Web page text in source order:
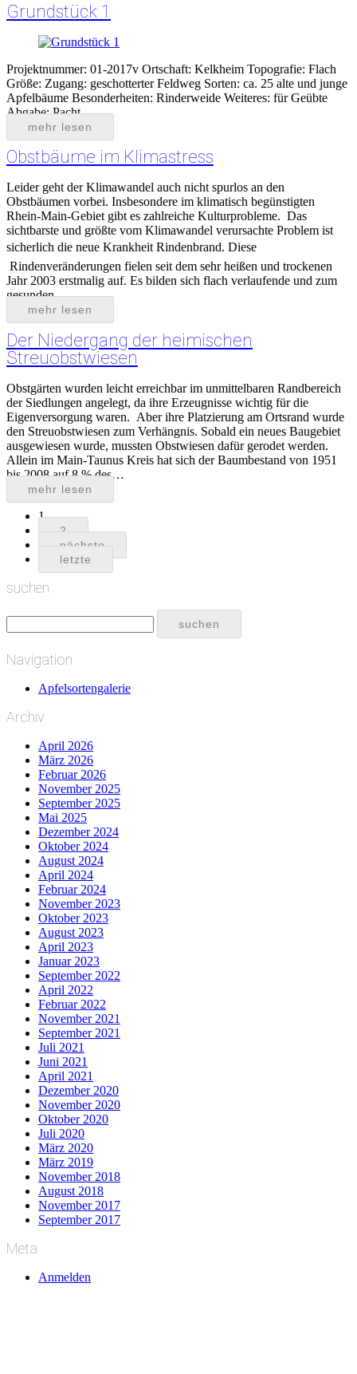
Grundstück 1
Projektnummer: 01-2017v Ortschaft: Kelkheim Topografie: Flach
Größe: Zugang: geschotterter Feldweg Sorten: ca. 25 alte und junge
Apfelbäume Besonderheiten: Rinderweide Weiteres: für Geübte
Abgabe: Pacht
mehr lesen
Obstbäume im Klimastress
Leider geht der Klimawandel auch nicht spurlos an den
Obstbäumen vorbei. Insbesondere im klimatisch begünstigten
Rhein-Main-Gebiet gibt es zahlreiche Kulturprobleme. Das
sichtbarste und größte vom Klimawandel verursachte Problem ist
sicherlich die neue Krankheit Rindenbrand. Diese
Rindenveränderungen fielen seit dem sehr heißen und trockenen
Jahr 2003 erstmalig auf. Es bilden sich flach verlaufende und zum
gesunden…
mehr lesen
Der Niedergang der heimischen
Streuobstwiesen
Obstgärten wurden leicht erreichbar im unmittelbaren Randbereich
der Siedlungen angelegt, da ihre Erzeugnisse wichtig für die
Eigenversorgung waren. Aber ihre Platzierung am Ortsrand wurde
den Streuobstwiesen zum Verhängnis. Sobald ein neues Baugebiet
ausgewiesen wurde, mussten Obstwiesen dafür gerodet werden.
Allein im Main-Taunus Kreis hat sich der Baumbestand von 1951
bis 2008 auf 8 % des…
mehr lesen
1
2
nächste
letzte
suchen
Navigation
Apfelsortengalerie
Archiv
April 2026
März 2026
Februar 2026
November 2025
September 2025
Mai 2025
Dezember 2024
Oktober 2024
August 2024
April 2024
Februar 2024
November 2023
Oktober 2023
August 2023
April 2023
Januar 2023
September 2022
April 2022
Februar 2022
November 2021
September 2021
Juli 2021
Juni 2021
April 2021
Dezember 2020
November 2020
Oktober 2020
Juli 2020
März 2020
März 2019
November 2018
August 2018
November 2017
September 2017
Meta
Anmelden